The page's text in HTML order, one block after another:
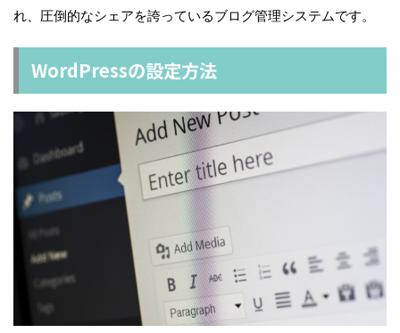
れ、圧倒的なシェアを誇っているブログ管理システムです。
WordPressの設定方法